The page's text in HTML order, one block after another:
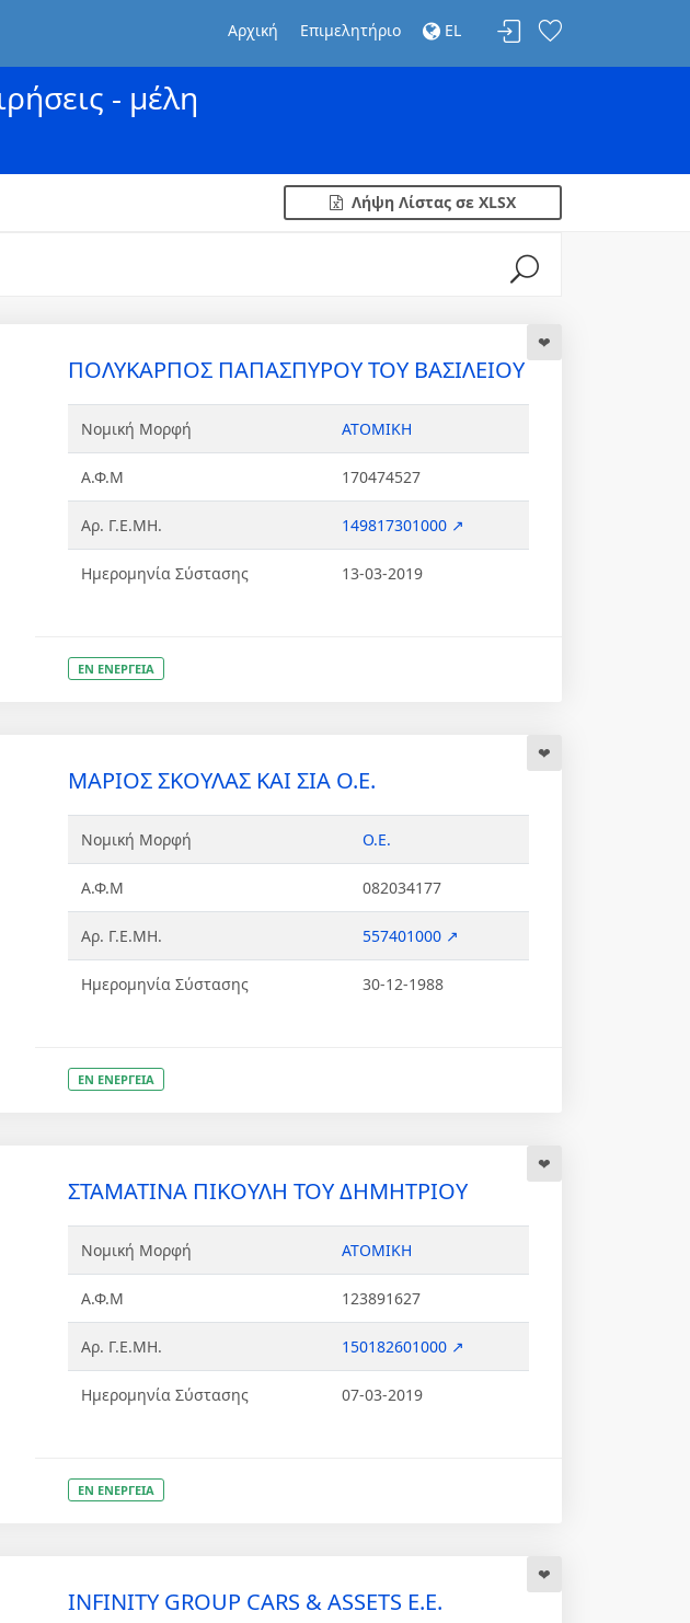
Αρχική Επιμελητήριο EL
- μέλη
Λήψη Λίστας σε XLSX
ΠΟΛΥΚΑΡΠΟΣ ΠΑΠΑΣΠΥΡΟΥ ΤΟΥ ΒΑΣΙΛΕΙΟΥ
Νομική Μορφή ΑΤΟΜΙΚΗ
Α.Φ.Μ 170474527
Αρ. Γ.Ε.ΜΗ. 149817301000 ↗
Ημερομηνία Σύστασης 13-03-2019
ΕΝ ΕΝΕΡΓΕΙΑ
ΜΑΡΙΟΣ ΣΚΟΥΛΑΣ ΚΑΙ ΣΙΑ Ο.Ε.
Νομική Μορφή Ο.Ε.
Α.Φ.Μ 082034177
Αρ. Γ.Ε.ΜΗ. 557401000 ↗
Ημερομηνία Σύστασης 30-12-1988
ΕΝ ΕΝΕΡΓΕΙΑ
ΣΤΑΜΑΤΙΝΑ ΠΙΚΟΥΛΗ ΤΟΥ ΔΗΜΗΤΡΙΟΥ
Νομική Μορφή ΑΤΟΜΙΚΗ
Α.Φ.Μ 123891627
Αρ. Γ.Ε.ΜΗ. 150182601000 ↗
Ημερομηνία Σύστασης 07-03-2019
ΕΝ ΕΝΕΡΓΕΙΑ
INFINITY GROUP CARS & ASSETS Ε.Ε.